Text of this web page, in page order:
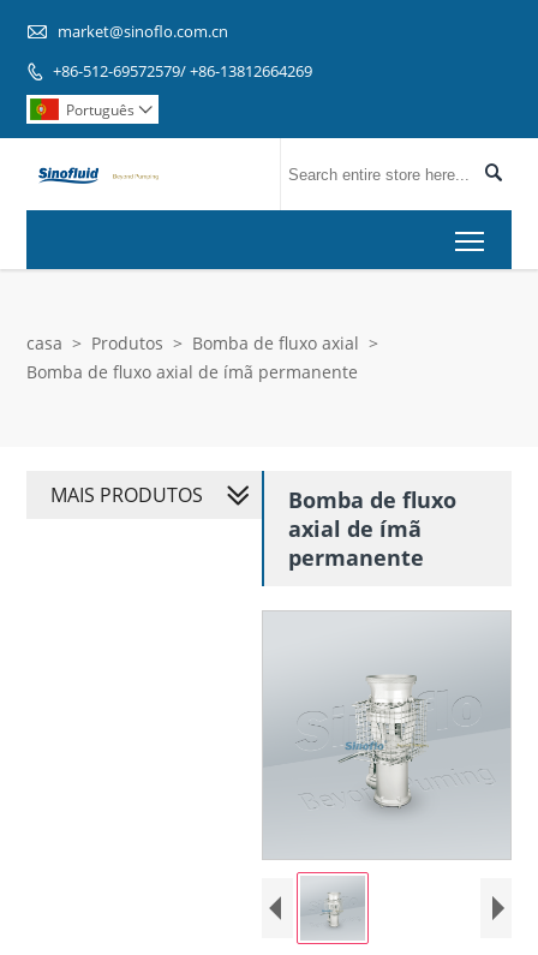
 market@sinoflo.com.cn
 +86-512-69572579/ +86-13812664269
Português 

casa > Produtos > Bomba de fluxo axial >
Bomba de fluxo axial de ímã permanente
Bomba de fluxo
axial de ímã
permanente
MAIS PRODUTOS